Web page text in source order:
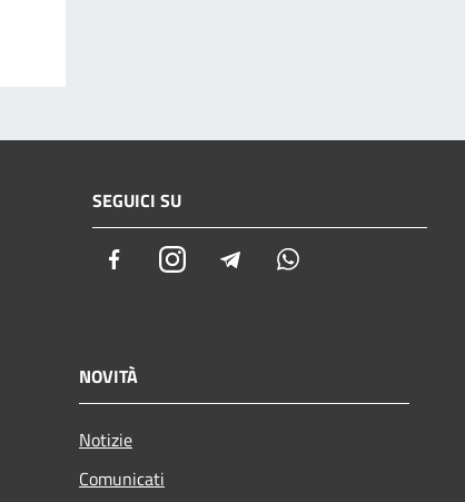
SEGUICI SU
FacebookInstagramTelegram
NOVITÀ
Notizie
Comunicati